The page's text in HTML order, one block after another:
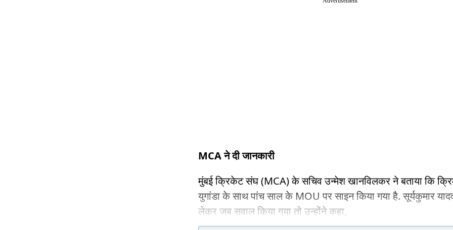
MCA ने दी जानकारी
मुंबई क्रिकेट संघ (MCA) के सचिव उन्मेश खानविलकर ने बताया कि
युगांडा के साथ पांच साल के MOU पर साइन किया गया है. सूर्यकुमार
लेकर जब सवाल किया गया तो उन्होंने कहा,